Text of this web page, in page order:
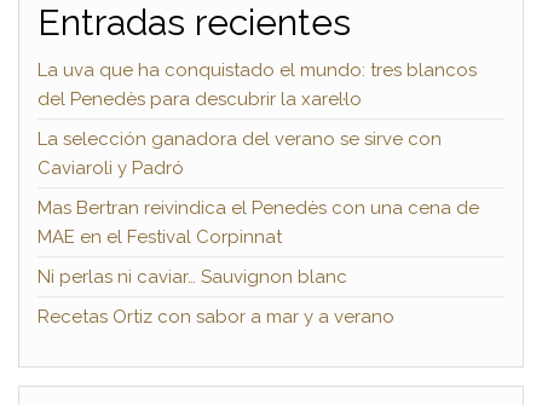
Entradas recientes
La uva que ha conquistado el mundo: tres blancos
del Penedès para descubrir la xarel·lo
La selección ganadora del verano se sirve con
Caviaroli y Padró
Mas Bertran reivindica el Penedès con una cena de
MAE en el Festival Corpinnat
Ni perlas ni caviar… Sauvignon blanc
Recetas Ortiz con sabor a mar y a verano